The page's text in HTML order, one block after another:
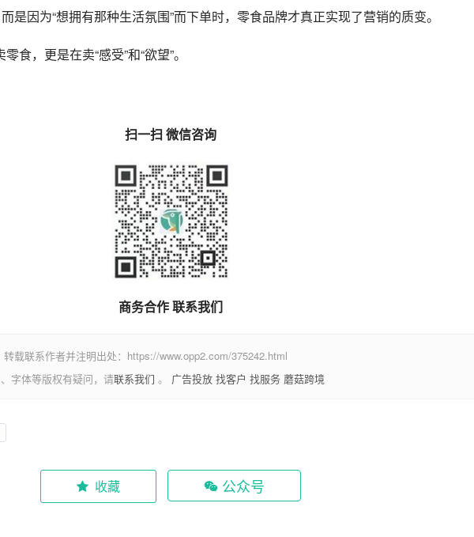
是因为“想拥有那种生活氛围”而下单时，零食品牌才真正实现了营销的质变。
食，更是在卖“感受”和“欲望”。
扫一扫 微信咨询
商务合作 联系我们
载联系作者并注明出处：https://www.opp2.com/375242.html
字体等版权有疑问，请联系我们 。 广告投放 找客户 找服务 蘑菇跨境
收藏 公众号